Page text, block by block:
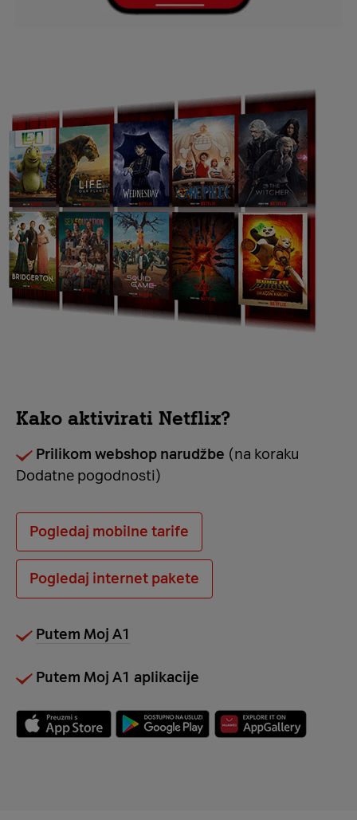
Kako aktivirati Netflix?
Prilikom webshop narudžbe (na koraku
Dodatne pogodnosti)
Pogledaj mobilne tarife
Pogledaj internet pakete
Putem Moj A1
Putem Moj A1 aplikacije